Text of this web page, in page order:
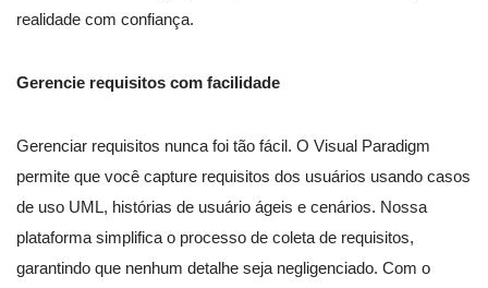
realidade com confiança.
Gerencie requisitos com facilidade
Gerenciar requisitos nunca foi tão fácil. O Visual Paradigm
permite que você capture requisitos dos usuários usando casos
de uso UML, histórias de usuário ágeis e cenários. Nossa
plataforma simplifica o processo de coleta de requisitos,
garantindo que nenhum detalhe seja negligenciado. Com o